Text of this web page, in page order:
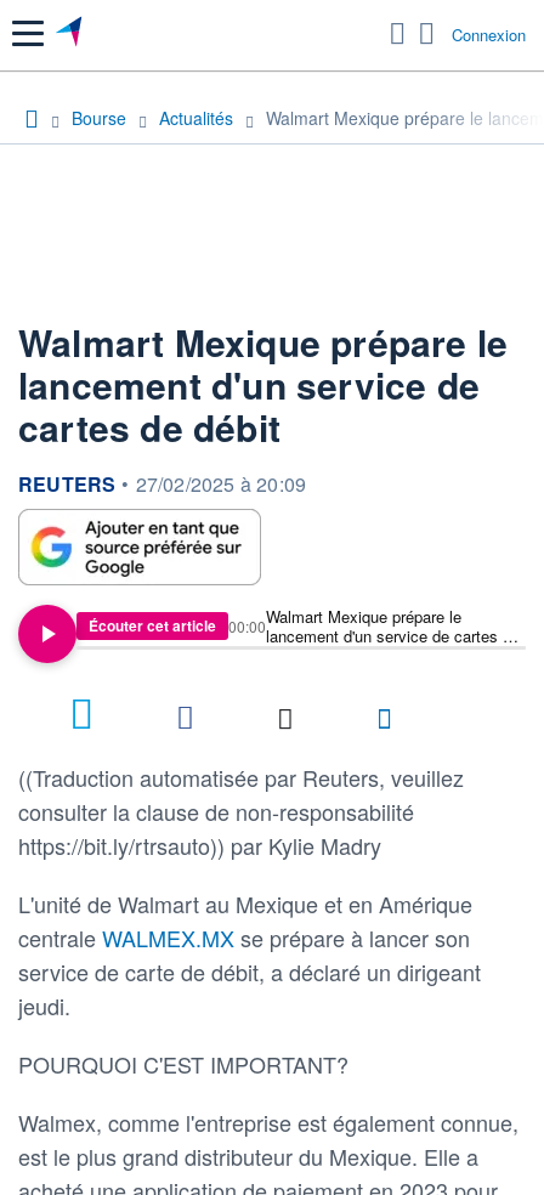
Menu Connexion
Bourse Actualités Walmart Mexique prépare le
Walmart Mexique prépare le
lancement d'un service de
cartes de débit
information fournie par
REUTERS • 27/02/2025 à 20:09
Écouter cet article
Walmart Mexique prépare le
lancement d'un service de cartes de
débit
00:00
((Traduction automatisée par Reuters, veuillez
consulter la clause de non-responsabilité
https://bit.ly/rtrsauto)) par Kylie Madry
L'unité de Walmart au Mexique et en Amérique
centraleWALMEX.MXse prépare à lancer son
service de carte de débit, a déclaré un dirigeant
jeudi.
POURQUOI C'EST IMPORTANT?
Walmex, comme l'entreprise est également connue,
est le plus grand distributeur du Mexique. Elle a